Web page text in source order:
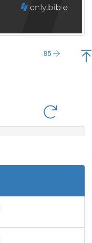
85